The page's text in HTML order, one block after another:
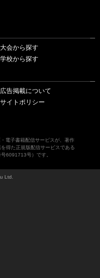
大会から探す
学校から探す
広告掲載について
サイトポリシー
電子書籍配信サービスが、著作
得た正規版配信サービスである
6091713号）です。
Ltd.